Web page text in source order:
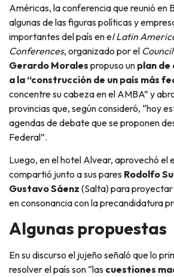
Américas, la conferencia que reunió en
algunas de las figuras políticas y
importantes del país en el Latin
Conferences, organizado por el
Gerardo Morales propuso un plan de
a la “construcción de un país más
concentre su cabeza en el AMBA” y
provincias que, según consideró, “hoy
agendas de debate que se proponen
Federal”.
Luego, en el hotel Alvear, aprovechó el
compartió junto a sus pares Rodolfo
Gustavo Sáenz (Salta) para proyectar
en consonancia con la precandidatura
Algunas propuestas
En su discurso el jujeño señaló que lo
resolver el país son “las cuestiones